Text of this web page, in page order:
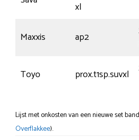
xl
Maxxis ap2
Toyo prox.t1sp.suvxl
Lijst met onkosten van een nieuwe set
Overflakkee).